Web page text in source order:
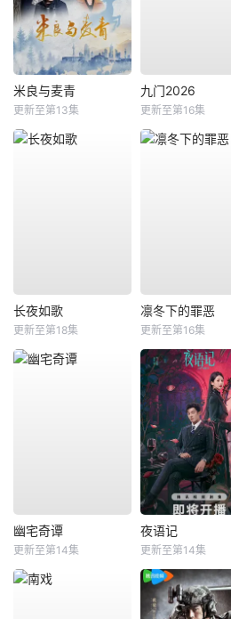
米良与麦青
更新至第13集
九门2026
更新至第16集
长夜如歌
更新至第18集
凛冬下的罪恶
更新至第16集
幽宅奇谭
更新至第14集
夜语记
更新至第14集